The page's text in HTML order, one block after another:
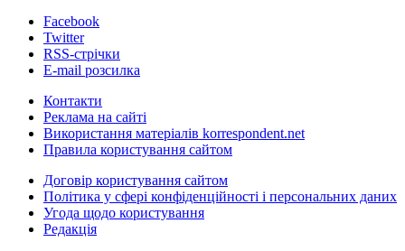
Facebook
Twitter
RSS-стрічки
E-mail розсилка
Контакти
Реклама на сайті
Використання матеріалів korrespondent.net
Правила користування сайтом
Договір користування сайтом
Політика у сфері конфіденційності і персональних даних
Угода щодо користування
Редакція